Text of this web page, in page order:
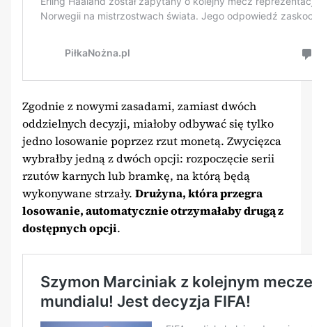
Zgodnie z nowymi zasadami, zamiast dwóch
oddzielnych decyzji, miałoby odbywać się tylko
jedno losowanie poprzez rzut monetą. Zwycięzca
wybrałby jedną z dwóch opcji: rozpoczęcie serii
rzutów karnych lub bramkę, na którą będą
wykonywane strzały. Drużyna, która przegra
losowanie, automatycznie otrzymałaby drugą z
dostępnych opcji.